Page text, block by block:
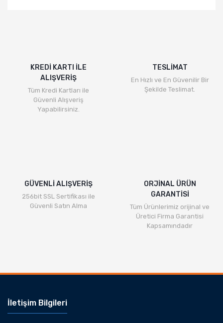
KREDİ KARTI İLE
ALIŞVERİŞ
Tüm Kredi Kartları ile
Güvenli Alışveriş
Yapabilirsiniz.
TESLİMAT
En Hızlı ve En Güvenilir Bir
Şekilde Teslimat.
GÜVENLİ ALIŞVERİŞ
256bit SSL Sertifikası ile
Güvenli Satın Alma
ORJİNAL ÜRÜN
GARANTİSİ
Tüm Ürünlerimiz orijinal ve
Üretici Firma Garantisi
Kapsamındadır
İletişim Bilgileri